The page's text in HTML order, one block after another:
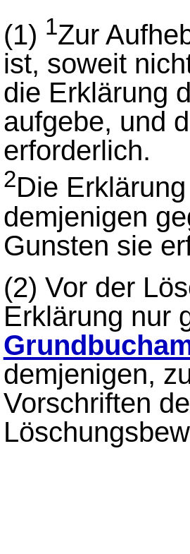
(1) 1Zur
ist, soweit
die Erklärung
aufgebe, und
erforderlich.
2Die
demjenigen
Gunsten sie
(2) Vor der
Erklärung nur
demjenigen,
Vorschriften